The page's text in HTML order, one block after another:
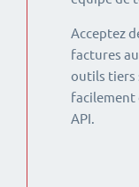
Acceptez
factures
outils tiers
facilement
API.